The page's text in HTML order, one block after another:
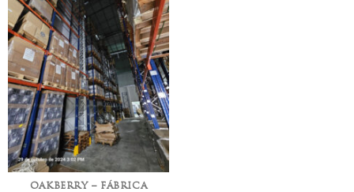
OAKBERRY – FÁBRICA